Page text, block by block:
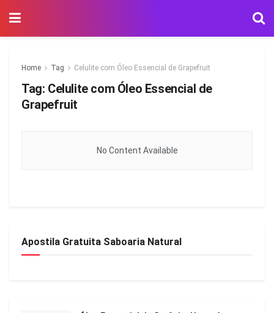
Home Tag Celulite com Óleo Essencial de Grapefruit
Tag: Celulite com Óleo Essencial de
Grapefruit
No Content Available
Apostila Gratuita Saboaria Natural